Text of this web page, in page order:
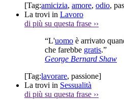
[Tag:amicizia, amore, odio,
La trovi in Lavoro
di più su questa frase ››
“L'uomo è arrivato
che farebbe gratis.”
George Bernard Shaw
[Tag:lavorare, passione]
La trovi in Sessualità
di più su questa frase ››